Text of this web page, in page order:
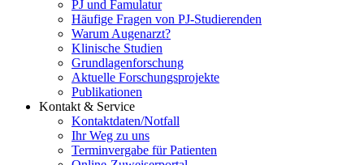
PJ und Famulatur
Häufige Fragen von PJ-Studierenden
Warum Augenarzt?
Klinische Studien
Grundlagenforschung
Aktuelle Forschungsprojekte
Publikationen
Kontakt & Service
Kontaktdaten/Notfall
Ihr Weg zu uns
Terminvergabe für Patienten